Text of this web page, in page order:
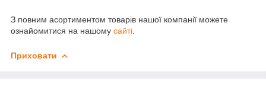
З повним асортиментом товарів нашої компанії можете
ознайомитися на нашому сайті
Приховати